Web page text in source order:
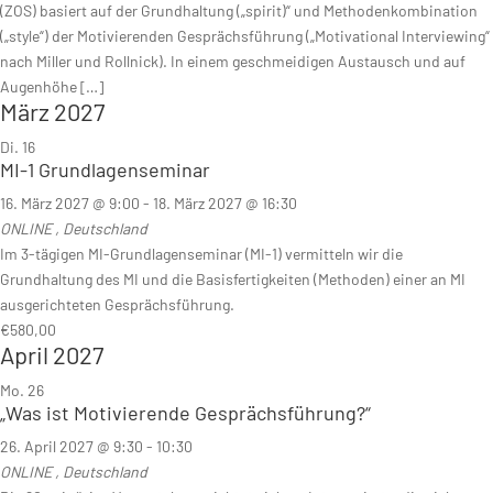
(ZOS) basiert auf der Grundhaltung („spirit)“ und Methodenkombination
(„style“) der Motivierenden Gesprächsführung („Motivational Interviewing“
nach Miller und Rollnick). In einem geschmeidigen Austausch und auf
Augenhöhe […]
März 2027
Di. 16
MI-1 Grundlagenseminar
16. März 2027 @ 9:00 - 18. März 2027 @ 16:30
ONLINE, Deutschland
Im 3-tägigen MI-Grundlagenseminar (MI-1) vermitteln wir die
Grundhaltung des MI und die Basisfertigkeiten (Methoden) einer an MI
ausgerichteten Gesprächsführung.
€580,00
April 2027
Mo. 26
„Was ist Motivierende Gesprächsführung?“
26. April 2027 @ 9:30 - 10:30
ONLINE, Deutschland